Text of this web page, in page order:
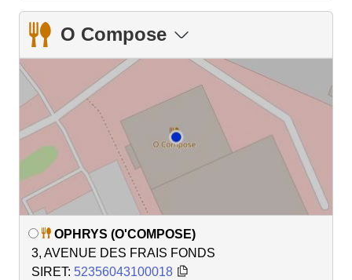
O Compose
OPHRYS (O'COMPOSE)
3, AVENUE DES FRAIS FONDS
SIRET: 52356043100018